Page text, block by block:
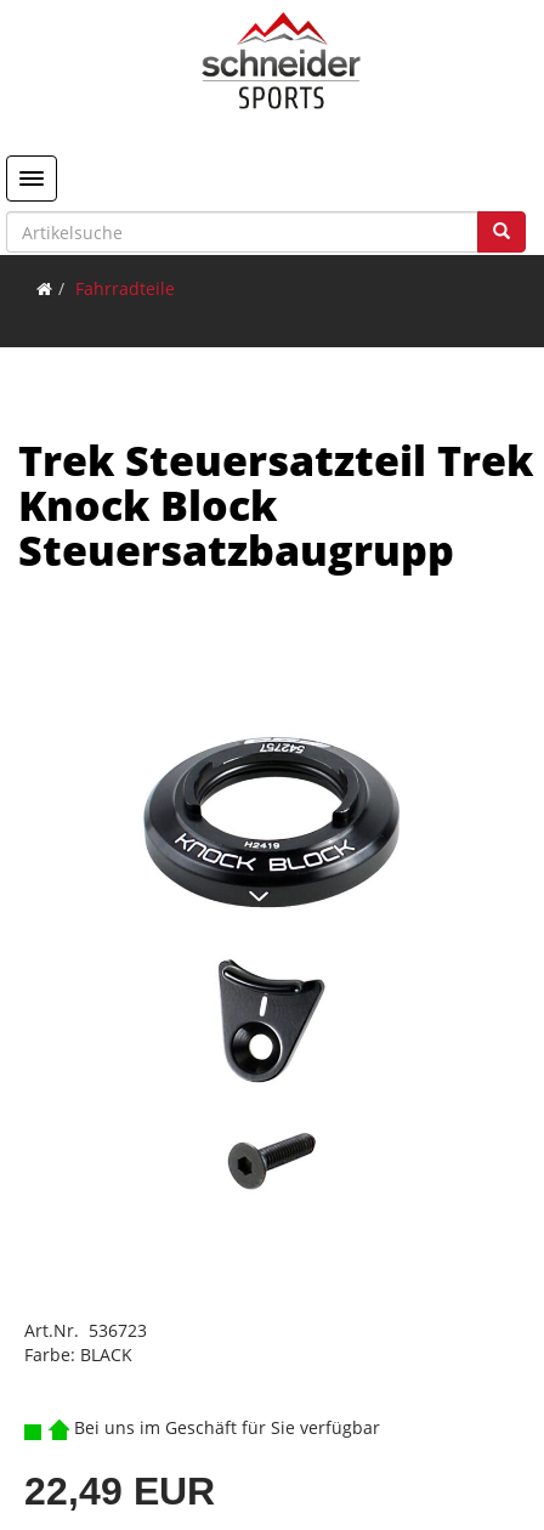
Toggle navigation
Fahrradteile
Trek Steuersatzteil Trek
Knock Block
Steuersatzbaugrupp
Art.Nr. 536723
Farbe: BLACK
Bei uns im Geschäft für Sie verfügbar
22,49 EUR